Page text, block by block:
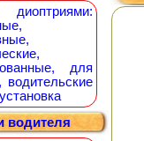
для
водителя